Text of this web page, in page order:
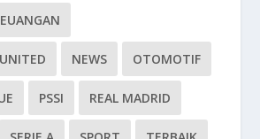
NEWS OTOMOTIF
PSSI REAL MADRID